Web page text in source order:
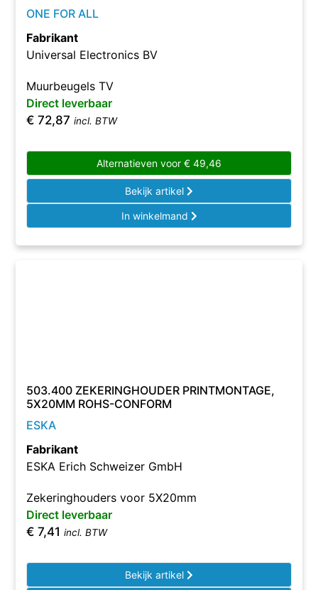
ONE FOR ALL
Fabrikant
Universal Electronics BV
Muurbeugels TV
Direct leverbaar
€ 72,87 incl. BTW
Alternatieven voor € 49,46
Bekijk artikel
In winkelmand
503.400 ZEKERINGHOUDER PRINTMONTAGE,
5X20MM ROHS-CONFORM
ESKA
Fabrikant
ESKA Erich Schweizer GmbH
Zekeringhouders voor 5X20mm
Direct leverbaar
€ 7,41 incl. BTW
Bekijk artikel